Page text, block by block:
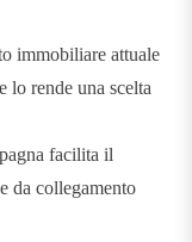
immobiliare attuale
lo rende una scelta
facilita il
da collegamento